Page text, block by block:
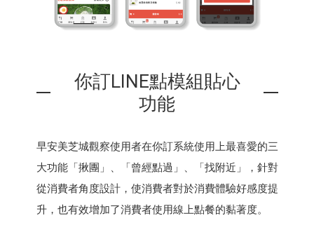
你訂LINE點模組貼心
功能
早安美芝城觀察使用者在你訂系統使用上最喜愛的三
大功能「揪團」、「曾經點過」、「找附近」，針對
從消費者角度設計，使消費者對於消費體驗好感度提
升，也有效增加了消費者使用線上點餐的黏著度。